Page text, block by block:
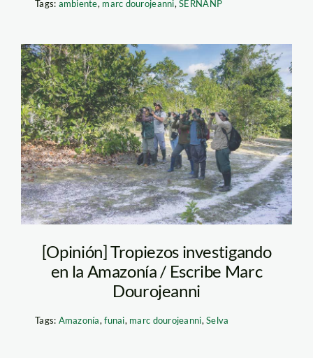
Tags: ambiente, marc dourojeanni,SERNANP
Avistamiento-de-
aves-en-Allpahuayo.-
Jorge-Pizarro
[Opinión] Tropiezos investigando
en la Amazonía / Escribe Marc
Dourojeanni
Tags: Amazonía,funai, marc dourojeanni,Selva